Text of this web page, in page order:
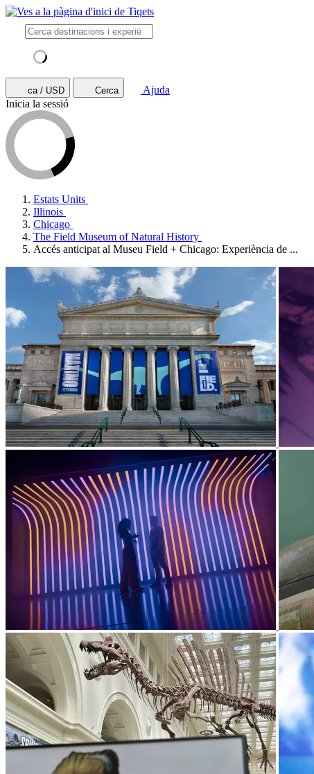
ca / USD Cerca
Ajuda
Inicia la sessió
Estats Units
Illinois
Chicago
The Field Museum of Natural History
Accés anticipat al Museu Field + Chicago: Experiència de ...